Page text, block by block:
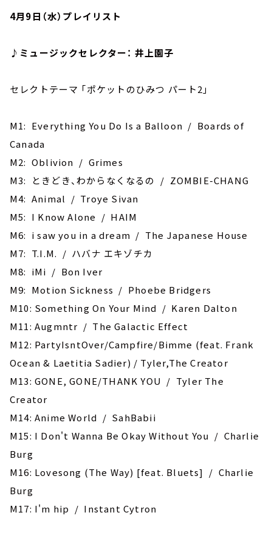
4月9日（水）プレイリスト
♪ミュージックセレクター： 井上園子
セレクトテーマ ｢ポケットのひみつ パート2｣
M1: ‎Everything You Do Is a Balloon / Boards of
Canada
M2: Oblivion / Grimes
M3: ときどき、わからなくなるの / ZOMBIE-CHANG
M4: Animal / Troye Sivan
M5: I Know Alone / HAIM
M6: i saw you in a dream / The Japanese House
M7: T.I.M. / ハバナ エキゾチカ
M8: iMi / Bon Iver
M9: Motion Sickness / Phoebe Bridgers
M10: Something On Your Mind / Karen Dalton
M11: Augmntr / The Galactic Effect
M12: PartyIsntOver/Campfire/Bimme (feat. Frank
Ocean & Laetitia Sadier) / Tyler,The Creator
M13: GONE, GONE/THANK YOU / Tyler The
Creator
M14: Anime World / SahBabii
M15: I Don't Wanna Be Okay Without You / Charlie
Burg
M16: ‎Lovesong (The Way) [feat. Bluets] / Charlie
Burg
M17: I'm hip / Instant Cytron